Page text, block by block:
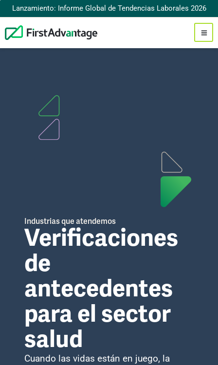
Lanzamiento: Informe Global de Tendencias Laborales 2026
Industrias que atendemos
Verificaciones
de
antecedentes
para el sector
salud
Cuando las vidas están en juego, la